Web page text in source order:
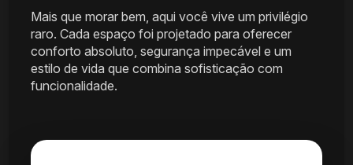
Mais que morar bem, aqui você vive um privilégio
raro. Cada espaço foi projetado para oferecer
conforto absoluto, segurança impecável e um
estilo de vida que combina sofisticação com
funcionalidade.